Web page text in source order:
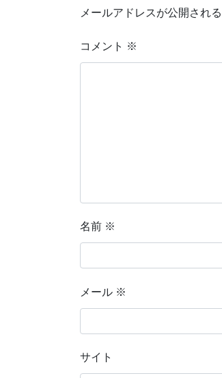
メールアドレスが公開され
コメント ※
名前 ※
メール ※
サイト